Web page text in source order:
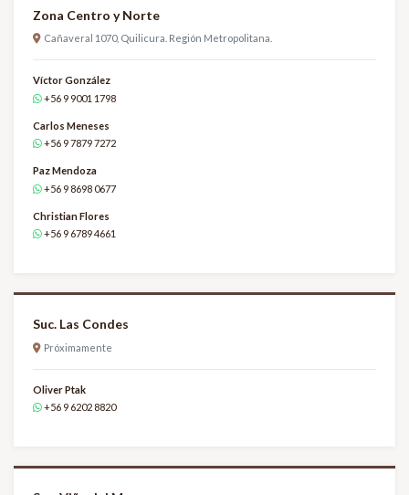
Zona Centro y Norte
Cañaveral 1070, Quilicura. Región Metropolitana.
Víctor González
+56 9 9001 1798
Carlos Meneses
+56 9 7879 7272
Paz Mendoza
+56 9 8698 0677
Christian Flores
+56 9 6789 4661
Suc. Las Condes
Próximamente
Oliver Ptak
+56 9 6202 8820